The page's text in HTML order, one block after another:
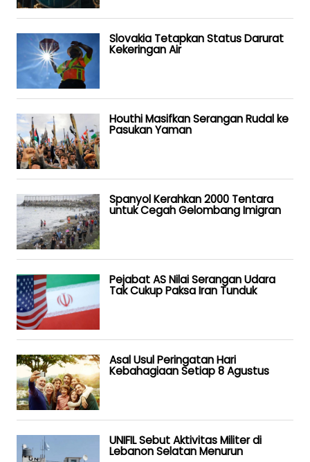
Slovakia Tetapkan Status Darurat
Kekeringan Air
Houthi Masifkan Serangan Rudal ke
Pasukan Yaman
Spanyol Kerahkan 2000 Tentara
untuk Cegah Gelombang Imigran
Pejabat AS Nilai Serangan Udara
Tak Cukup Paksa Iran Tunduk
Asal Usul Peringatan Hari
Kebahagiaan Setiap 8 Agustus
UNIFIL Sebut Aktivitas Militer di
Lebanon Selatan Menurun